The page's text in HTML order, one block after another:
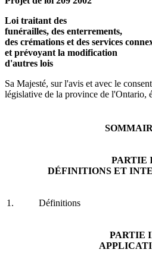
Loi traitant des
funérailles, des enterrements,
des crémations et des services
et prévoyant la modification
d'autres lois
Sa Majesté, sur l'avis et avec le
législative de la province de l'Ontario,
PARTIE
DÉFINITIONS ET
1. Définitions
PARTIE